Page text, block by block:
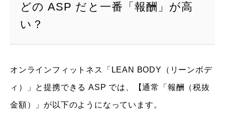
どの ASP だと一番「報酬」が高
い？
オンラインフィットネス「LEAN BODY（リーンボデ
ィ）」と提携できる ASP では、【通常「報酬（税抜
金額）」が以下のようになっています。